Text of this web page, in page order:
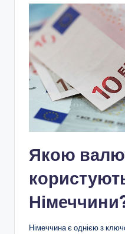
Якою
Німеччина є однією з